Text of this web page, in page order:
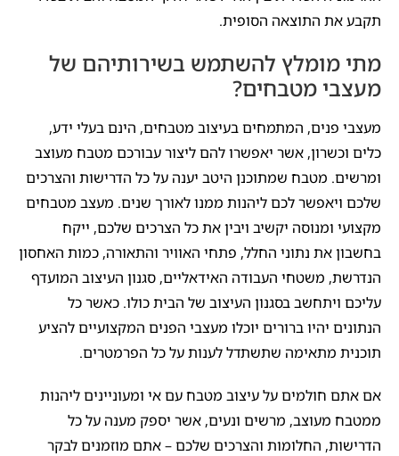
תקבע את התוצאה הסופית.
מתי מומלץ להשתמש בשירותיהם של
מעצבי מטבחים?
מעצבי פנים, המתמחים בעיצוב מטבחים, הינם בעלי ידע,
כלים וכשרון, אשר יאפשרו להם ליצור עבורכם מטבח מעוצב
ומרשים. מטבח שמתוכנן היטב יענה על כל הדרישות והצרכים
שלכם ויאפשר לכם ליהנות ממנו לאורך שנים. מעצב מטבחים
מקצועי ומנוסה יקשיב ויבין את כל הצרכים שלכם, ייקח
בחשבון את נתוני החלל, פתחי האוויר והתאורה, כמות האחסון
הנדרשת, משטחי העבודה האידאליים, סגנון העיצוב המועדף
עליכם ויתחשב בסגנון העיצוב של הבית כולו. כאשר כל
הנתונים יהיו ברורים יוכלו מעצבי הפנים המקצועיים להציע
תוכנית מתאימה שתשתדל לענות על כל הפרמטרים.
אם אתם חולמים על עיצוב מטבח עם אי ומעוניינים ליהנות
ממטבח מעוצב, מרשים ונעים, אשר יספק מענה על כל
הדרישות, החלומות והצרכים שלכם – אתם מוזמנים לבקר